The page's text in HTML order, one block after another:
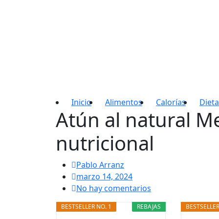
Adelgaza con en
Inicio Alimentos Calorías
Atún al natural
nutricional
Pablo Arranz
marzo 14, 2024
No hay comentarios
REBAJAS
BESTSELLER NO. 1